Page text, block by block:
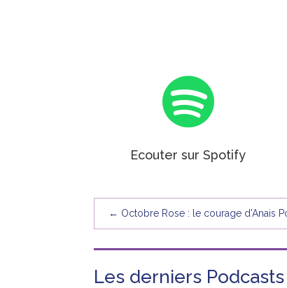

Ecouter sur Spotify
← Octobre Rose : le courage d'Anais
Les derniers Podcasts